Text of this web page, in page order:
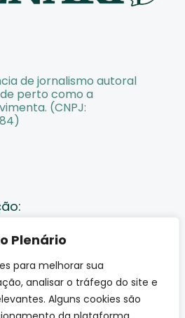
Plenário
para melhorar sua
analisar o tráfego do site e
Alguns cookies são
de jornalismo autoral
perto como a
(CNPJ:
pauta
conosco
Olaria – Porto Velho (RO)